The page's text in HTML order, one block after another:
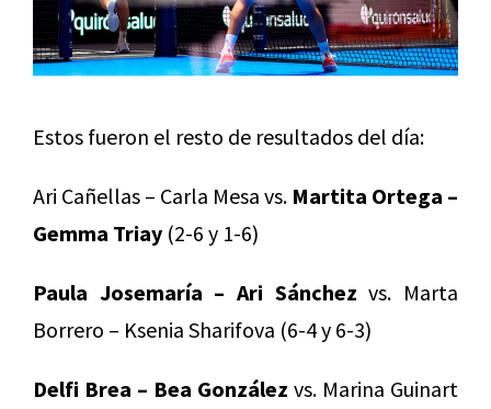
Estos fueron el resto de resultados del día:
Ari Cañellas – Carla Mesa vs. Martita Ortega –
Gemma Triay (2-6 y 1-6)
Paula Josemaría – Ari Sánchez vs. Marta
Borrero – Ksenia Sharifova (6-4 y 6-3)
Delfi Brea – Bea González vs. Marina Guinart